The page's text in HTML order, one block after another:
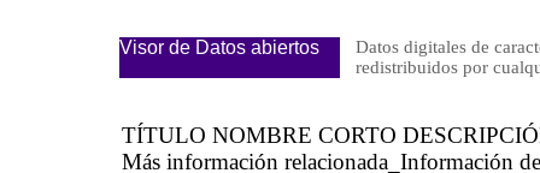
Visor de Datos abiertos
Datos digitales de
redistribuidos por
TÍTULO NOMBRE CORTO
Más información relacionada_Información